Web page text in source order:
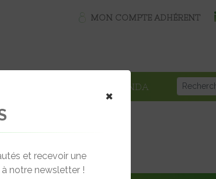
MON COMPTE ADHÉRENT
AGENDA
×
et recevoir une
notre newsletter !